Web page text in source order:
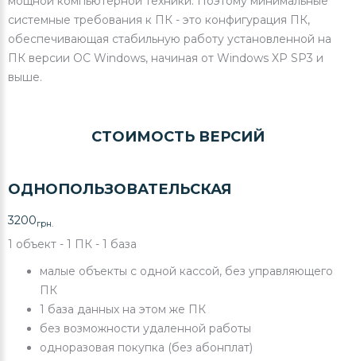
системные требования к ПК - это конфигурация ПК,
обеспечивающая стабильную работу установленной на
ПК версии ОС Windows, начиная от Windows XP SP3 и
выше.
СТОИМОСТЬ ВЕРСИЙ
ОДНОПОЛЬЗОВАТЕЛЬСКАЯ
3200грн.
1 объект - 1 ПК - 1 база
малые объекты с одной кассой, без управляющего
ПК
1 база данных на этом же ПК
без возможности удаленной работы
одноразовая покупка (без абонплат)